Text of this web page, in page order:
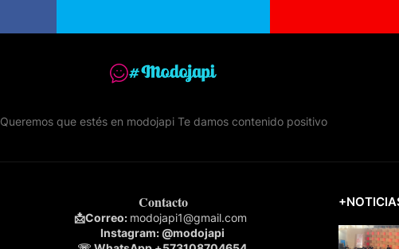
Queremos que estés en modojapi Te damos contenido positivo
Contacto
📩Correo: modojapi1@gmail.com
Instagram:@modojapi